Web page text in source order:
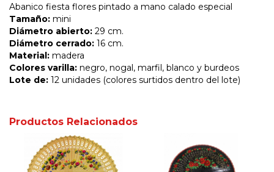
Abanico fiesta flores pintado a mano calado especial
Tamaño: mini
Diámetro abierto: 29 cm.
Diámetro cerrado: 16 cm.
Material: madera
Colores varilla: negro, nogal, marfil, blanco y burdeos
Lote de: 12 unidades (colores surtidos dentro del lote)
Productos Relacionados